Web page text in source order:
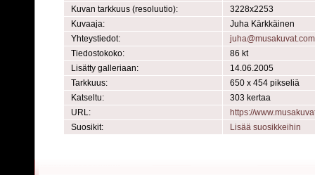
Kuvan tarkkuus (resoluutio):
3228x2253
Kuvaaja:
Juha Kärkkäinen
Yhteystiedot:
juha@musakuvat.com
Tiedostokoko:
86 kt
Lisätty galleriaan:
14.06.2005
Tarkkuus:
650 x 454 pikseliä
Katseltu:
303 kertaa
URL:
https://
Suosikit:
Lisää suosikkeihin